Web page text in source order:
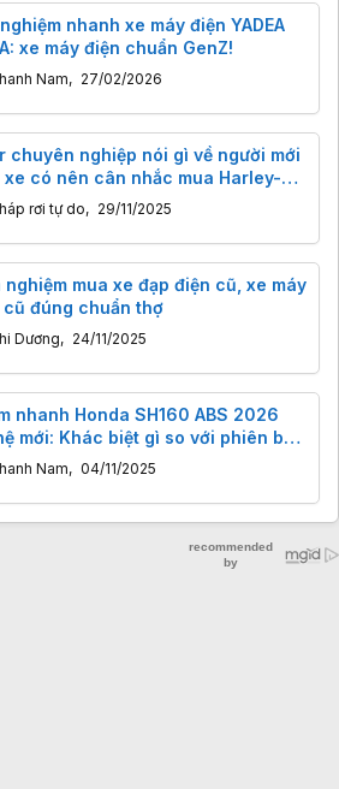
nhanh xe máy điện YADEA
xe máy điện chuẩn GenZ!
Nam, 27/02/2026
chuyên nghiệp nói gì về người mới
xe có nên cân nhắc mua Harley-
rơi tự do, 29/11/2025
nghiệm mua xe đạp điện cũ, xe máy
cũ đúng chuẩn thợ
Dương, 24/11/2025
nhanh Honda SH160 ABS 2026
mới: Khác biệt gì so với phiên bản
Nam, 04/11/2025